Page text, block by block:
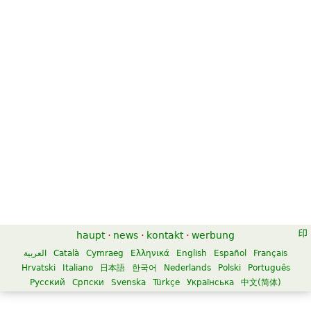
haupt · news · kontakt · werbung
العربية Català Cymraeg Ελληνικά English Español
Français
Hrvatski
Italiano 日本語 한국어 Nederlands Polski
Português
Русский
Српски Svenska Türkçe Українська 中文(简体)